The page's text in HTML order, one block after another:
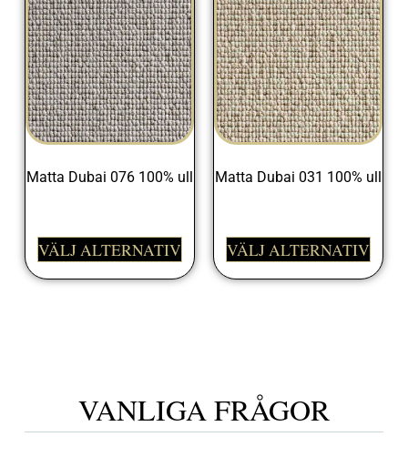
Matta Dubai 076 100% ull
VÄLJ ALTERNATIV
Matta Dubai 031 100% ull
VÄLJ ALTERNATIV
VANLIGA FRÅGOR